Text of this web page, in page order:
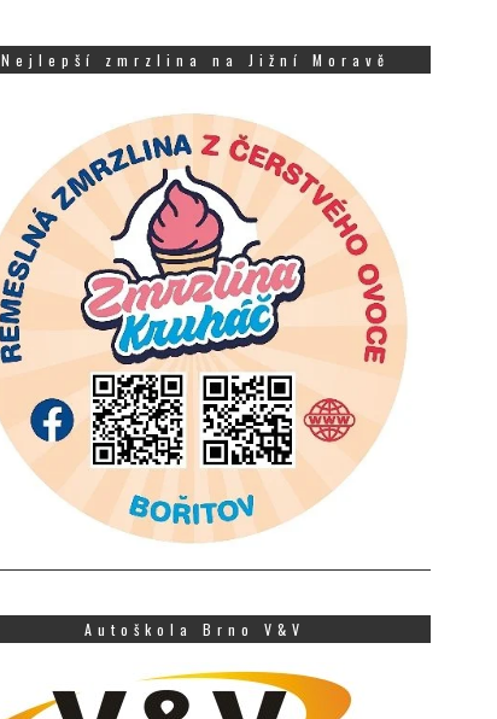
Nejlepší zmrzlina na Jižní Moravě
Autoškola Brno V&V